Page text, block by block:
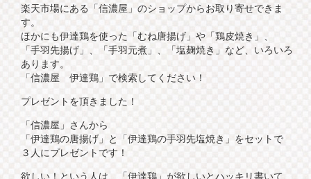
楽天市場にある「信濃屋」のショップからお取り寄せできま
す。
ほかにも伊達鶏を使った「むね唐揚げ」や「鶏皮焼き」、
「手羽先揚げ」、「手羽元煮」、「塩麹焼き」など、いろいろ
あります。
「信濃屋 伊達鶏」で検索してください！
プレゼントを頂きました！
「信濃屋」さんから
「伊達鶏の唐揚げ」と「伊達鶏の手羽先塩焼き」をセットで
３人にプレゼントです！
欲しい！という人は、「伊達鶏」が欲しいとハッキリ書いて、